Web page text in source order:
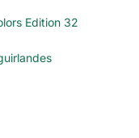
Edition 32